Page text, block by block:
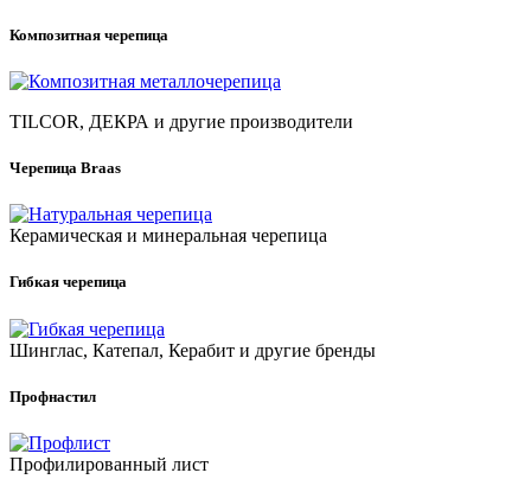
Композитная черепица
TILCOR, ДЕКРА и другие производители
Черепица Braas
Керамическая и минеральная черепица
Гибкая черепица
Шинглас, Катепал, Керабит и другие бренды
Профнастил
Профилированный лист